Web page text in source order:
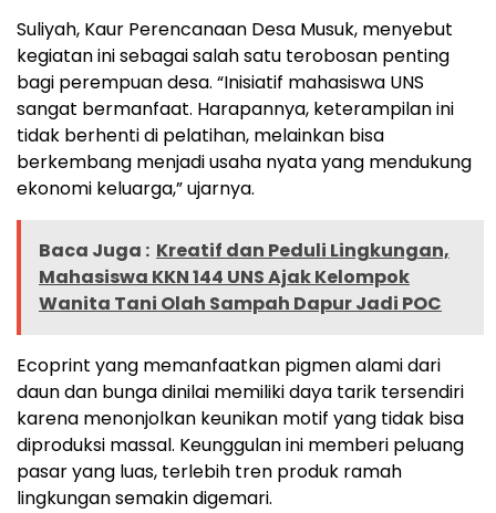
Suliyah, Kaur Perencanaan Desa Musuk, menyebut
kegiatan ini sebagai salah satu terobosan penting
bagi perempuan desa. “Inisiatif mahasiswa UNS
sangat bermanfaat. Harapannya, keterampilan ini
tidak berhenti di pelatihan, melainkan bisa
berkembang menjadi usaha nyata yang mendukung
ekonomi keluarga,” ujarnya.
Baca Juga : Kreatif dan Peduli Lingkungan,
Mahasiswa KKN 144 UNS Ajak Kelompok
Wanita Tani Olah Sampah Dapur Jadi POC
Ecoprint yang memanfaatkan pigmen alami dari
daun dan bunga dinilai memiliki daya tarik tersendiri
karena menonjolkan keunikan motif yang tidak bisa
diproduksi massal. Keunggulan ini memberi peluang
pasar yang luas, terlebih tren produk ramah
lingkungan semakin digemari.